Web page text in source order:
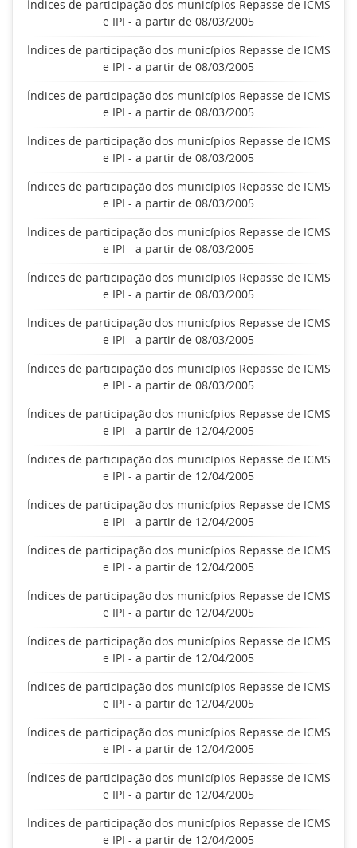
Índices de participação dos municípios Repasse de ICMS
e IPI - a partir de 08/03/2005
Índices de participação dos municípios Repasse de ICMS
e IPI - a partir de 08/03/2005
Índices de participação dos municípios Repasse de ICMS
e IPI - a partir de 08/03/2005
Índices de participação dos municípios Repasse de ICMS
e IPI - a partir de 08/03/2005
Índices de participação dos municípios Repasse de ICMS
e IPI - a partir de 08/03/2005
Índices de participação dos municípios Repasse de ICMS
e IPI - a partir de 08/03/2005
Índices de participação dos municípios Repasse de ICMS
e IPI - a partir de 08/03/2005
Índices de participação dos municípios Repasse de ICMS
e IPI - a partir de 08/03/2005
Índices de participação dos municípios Repasse de ICMS
e IPI - a partir de 08/03/2005
Índices de participação dos municípios Repasse de ICMS
e IPI - a partir de 12/04/2005
Índices de participação dos municípios Repasse de ICMS
e IPI - a partir de 12/04/2005
Índices de participação dos municípios Repasse de ICMS
e IPI - a partir de 12/04/2005
Índices de participação dos municípios Repasse de ICMS
e IPI - a partir de 12/04/2005
Índices de participação dos municípios Repasse de ICMS
e IPI - a partir de 12/04/2005
Índices de participação dos municípios Repasse de ICMS
e IPI - a partir de 12/04/2005
Índices de participação dos municípios Repasse de ICMS
e IPI - a partir de 12/04/2005
Índices de participação dos municípios Repasse de ICMS
e IPI - a partir de 12/04/2005
Índices de participação dos municípios Repasse de ICMS
e IPI - a partir de 12/04/2005
Índices de participação dos municípios Repasse de ICMS
e IPI - a partir de 12/04/2005